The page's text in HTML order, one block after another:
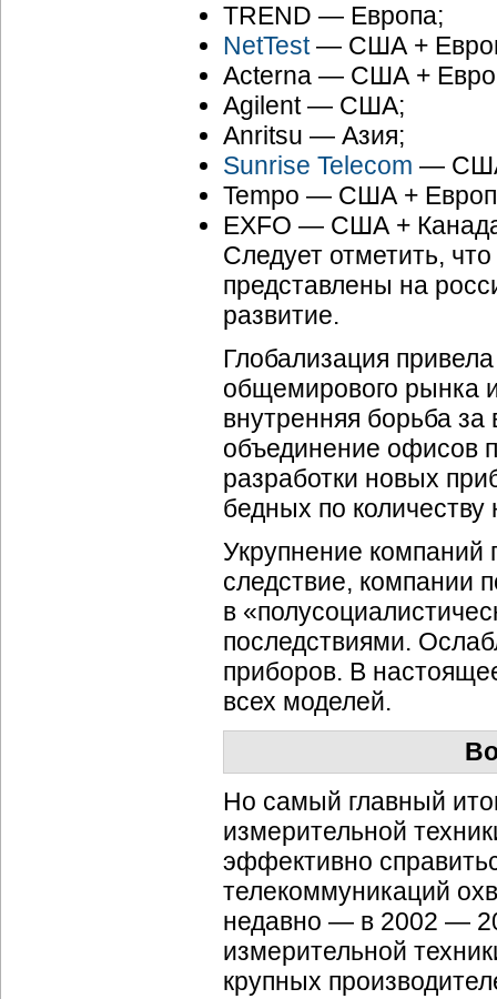
TREND — Европа;
NetTest— США +
Acterna — США +
Agilent — CША;
Anritsu — Азия;
Sunrise Telecom —
Tempo — США +
EXFO — США +
Следует отметить,
представлены на
развитие.
Глобализация
общемирового рынка
внутренняя борьба
объединение офисов
разработки новых
бедных по количеству
Укрупнение компаний
следствие, компании
в
последствиями.
приборов. В
всех моделей.
Но самый главный
измерительной
эффективно
телекоммуникаций
недавно — в 2002 —
измерительной
крупных